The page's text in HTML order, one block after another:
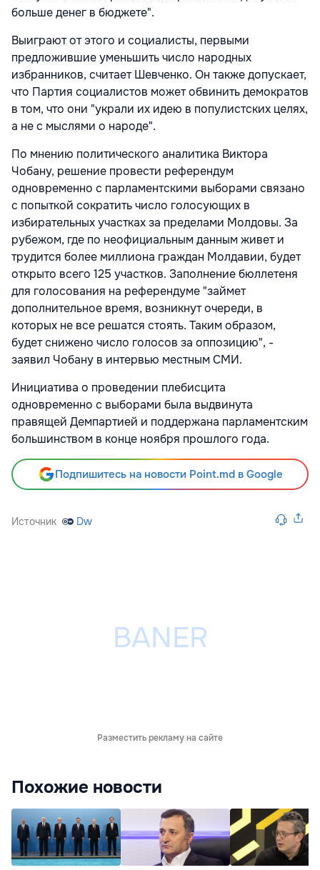
больше денег в бюджете".
Выиграют от этого и социалисты, первыми
предложившие уменьшить число народных
избранников, считает Шевченко. Он также допускает,
что Партия социалистов может обвинить демократов
в том, что они "украли их идею в популистских целях,
а не с мыслями о народе".
По мнению политического аналитика Виктора
Чобану, решение провести референдум
одновременно с парламентскими выборами связано
с попыткой сократить число голосующих в
избирательных участках за пределами Молдовы. За
рубежом, где по неофициальным данным живет и
трудится более миллиона граждан Молдавии, будет
открыто всего 125 участков. Заполнение бюллетеня
для голосования на референдуме "займет
дополнительное время, возникнут очереди, в
которых не все решатся стоять. Таким образом,
будет снижено число голосов за оппозицию", -
заявил Чобану в интервью местным СМИ.
Инициатива о проведении плебисцита
одновременно с выборами была выдвинута
правящей Демпартией и поддержана парламентским
большинством в конце ноября прошлого года.
Подпишитесь на новости Point.md в Google
Источник Dw
Разместить рекламу на сайте
Похожие новости